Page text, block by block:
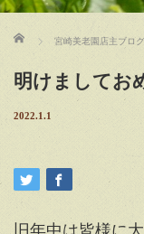
ホーム 宮崎美老園店主ブログ
明けましてお
2022.1.1